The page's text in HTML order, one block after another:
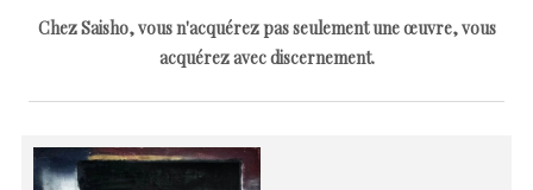
Chez Saisho, vous n'acquérez pas seulement une œuvre, vous
acquérez avec discernement.